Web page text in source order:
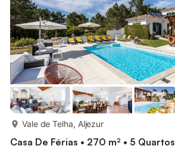
Vale de Telha, Aljezur
Casa De Férias • 270 m² • 5 Quartos